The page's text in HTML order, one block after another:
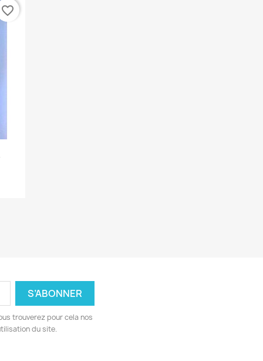
favorite_border
trouverez pour cela nos
du site.